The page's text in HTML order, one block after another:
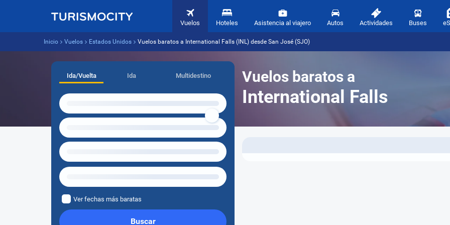
Vuelos Hoteles Asistencia al viajero Autos Actividades Buses
Inicio Vuelos Estados Unidos Vuelos baratos a International Falls (INL) desde San José (SJO)
Vuelos baratos a
International Falls
Ida/Vuelta Ida Multidestino
Ver fechas más baratas
Buscar